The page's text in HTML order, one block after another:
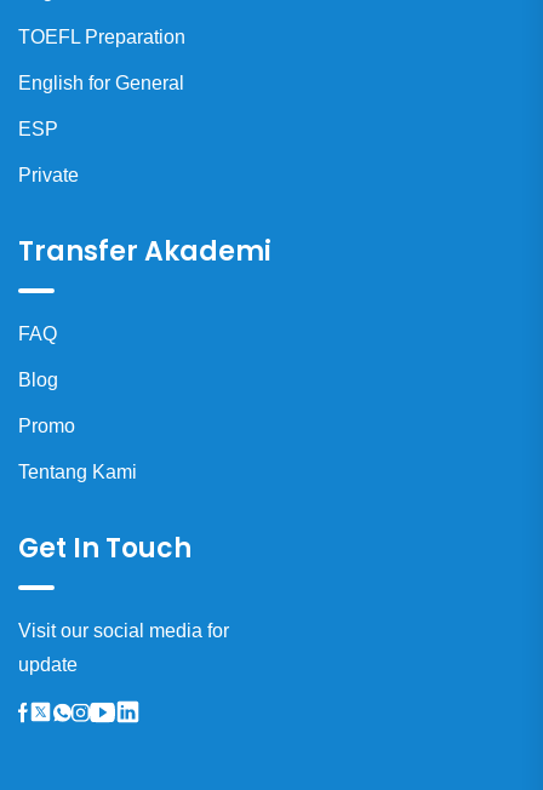
TOEFL Preparation
English for General
ESP
Private
Transfer Akademi
FAQ
Blog
Promo
Tentang Kami
Get In Touch
Visit our social media for
update